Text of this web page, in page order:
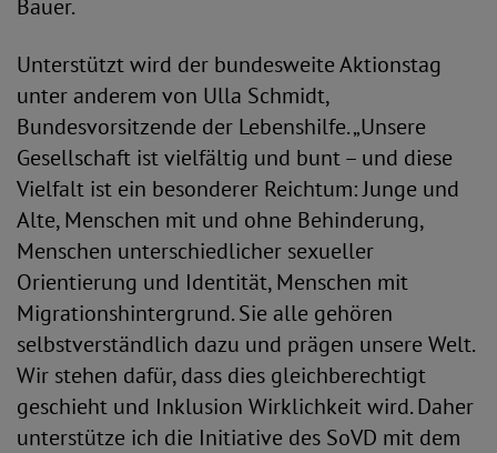
Bauer.
Unterstützt wird der bundesweite Aktionstag
unter anderem von Ulla Schmidt,
Bundesvorsitzende der Lebenshilfe. „Unsere
Gesellschaft ist vielfältig und bunt – und diese
Vielfalt ist ein besonderer Reichtum: Junge und
Alte, Menschen mit und ohne Behinderung,
Menschen unterschiedlicher sexueller
Orientierung und Identität, Menschen mit
Migrationshintergrund. Sie alle gehören
selbstverständlich dazu und prägen unsere Welt.
Wir stehen dafür, dass dies gleichberechtigt
geschieht und Inklusion Wirklichkeit wird. Daher
unterstütze ich die Initiative des SoVD mit dem